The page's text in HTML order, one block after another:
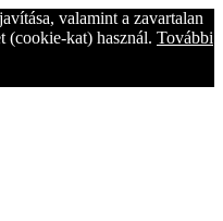
valamint a zavartalan
(cookie-kat) használ. További